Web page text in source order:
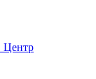
Центр